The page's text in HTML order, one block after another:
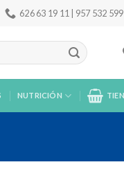
626 63 19 11 | 957 532 599
NUTRICIÓN